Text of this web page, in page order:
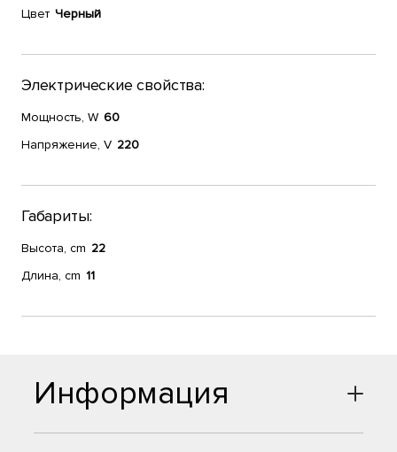
Цвет Черный
Электрические свойства:
Мощность, W 60
Напряжение, V 220
Габариты:
Высота, cm 22
Длина, cm 11
Информация